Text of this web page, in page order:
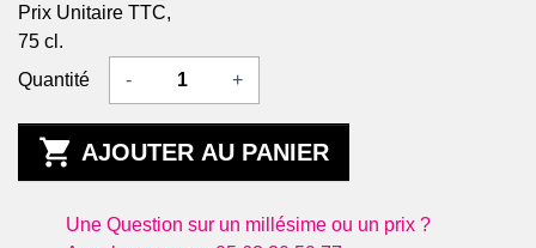
Prix Unitaire TTC,
75 cl.
Quantité
- +
 AJOUTER AU PANIER
Une Question sur un millésime ou un prix ?